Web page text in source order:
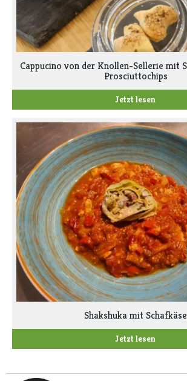
Cappucino von der Knollen-Sellerie mit
Prosciuttochips
Jetzt lesen
Shakshuka mit Schafkäse
Jetzt lesen